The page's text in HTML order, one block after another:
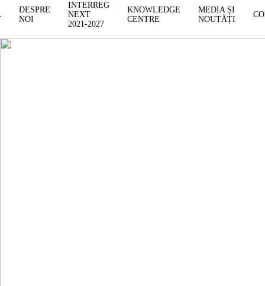
DESPRE
NOI
INTERREG
NEXT
2021-2027
KNOWLEDGE
CENTRE
MEDIA ȘI
NOUTĂȚI